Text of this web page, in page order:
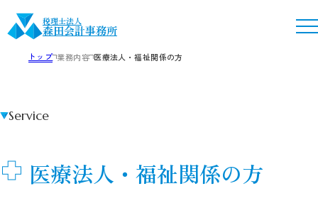
税理士法人
森田会計事務所
トップ 業務内容 医療法人・福祉関係の方
医療法人・福祉関係の方
Service